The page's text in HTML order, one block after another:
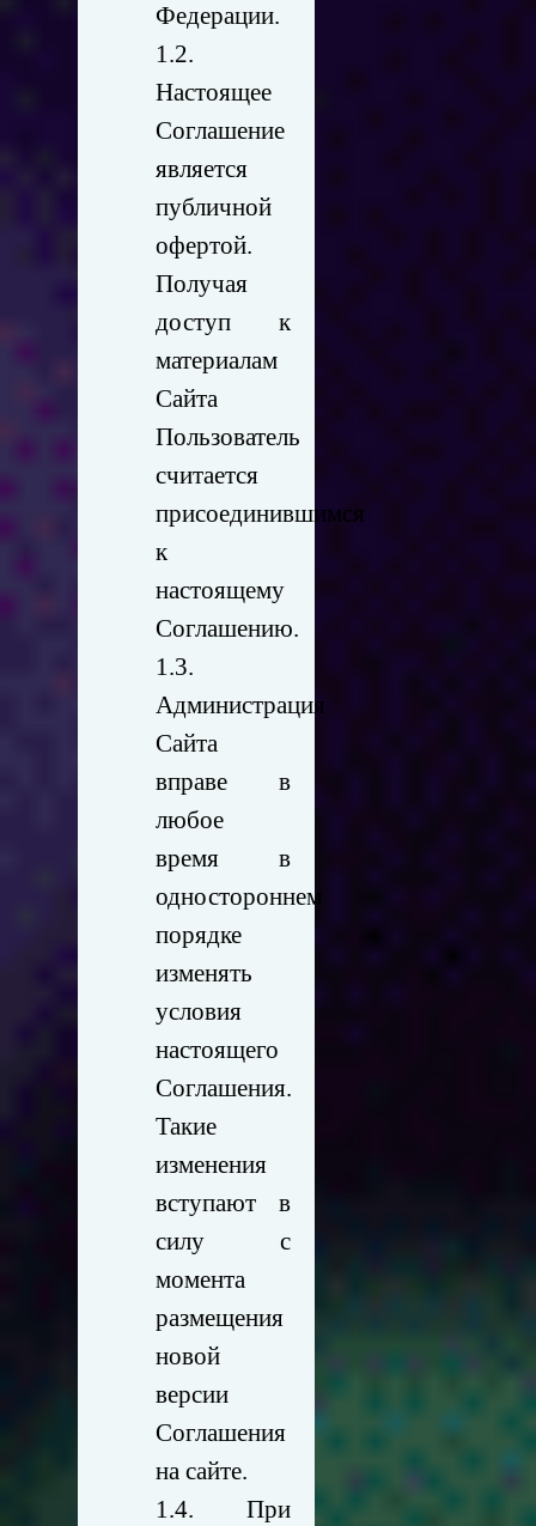
Федерации.
1.2.
Настоящее
Соглашение
является
публичной
офертой.
Получая
доступ к
материалам
Сайта
Пользователь
считается
присоединившимся
к
настоящему
Соглашению.
1.3.
Администрация
Сайта
вправе в
любое
время в
одностороннем
порядке
изменять
условия
настоящего
Соглашения.
Такие
изменения
вступают в
силу с
момента
размещения
новой
версии
Соглашения
на сайте.
1.4. При